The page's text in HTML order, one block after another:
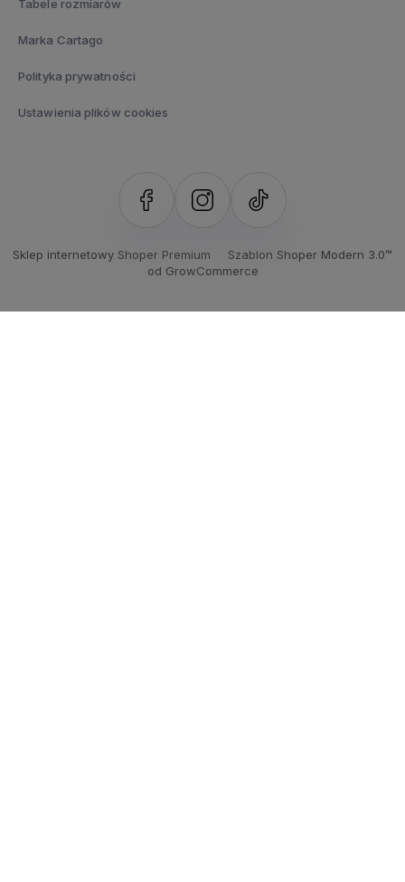
Tabele rozmiarów
Marka Cartago
Polityka prywatności
Ustawienia plików cookies
Sklep internetowy Shoper Premium
Szablon Shoper Modern 3.0™
od GrowCommerce